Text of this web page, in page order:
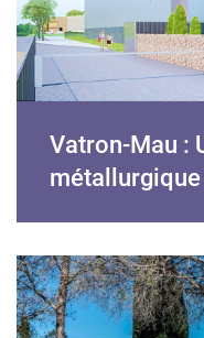
Vatron-Mau :